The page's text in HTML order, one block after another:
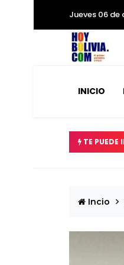
Jueves 06
INICIO
TE PUEDE
Incio